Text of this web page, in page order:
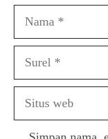
Nama
Surel
Situs